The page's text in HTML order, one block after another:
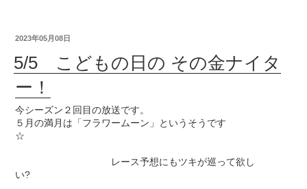
2023年05月08日
5/5 こどもの日の その金ナイタ
ー！
今シーズン２回目の放送です。
５月の満月は「フラワームーン」というそうです
☆
レース予想にもツキが巡って欲し
い?